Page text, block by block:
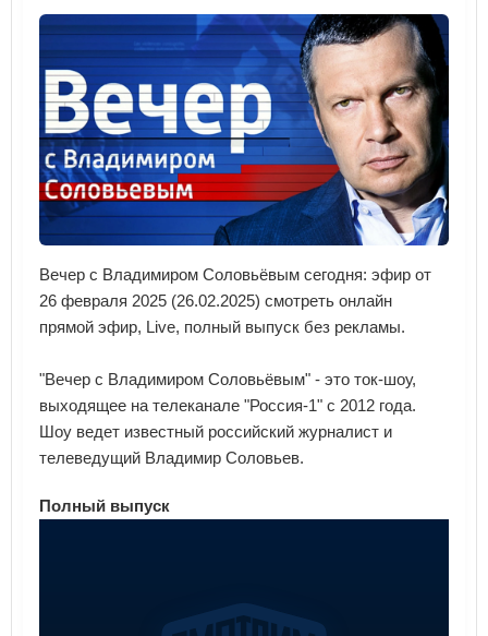
Вечер с Владимиром Соловьёвым сегодня: эфир от
26 февраля 2025 (26.02.2025) смотреть онлайн
прямой эфир, Live, полный выпуск без рекламы.
"Вечер с Владимиром Соловьёвым" - это ток-шоу,
выходящее на телеканале "Россия-1" с 2012 года.
Шоу ведет известный российский журналист и
телеведущий Владимир Соловьев.
Полный выпуск